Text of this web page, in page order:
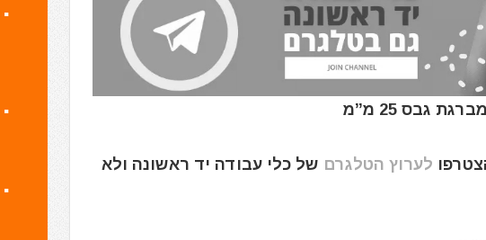
לערוץ הטלגרם של כלי עבודה יד ראשונה ולא